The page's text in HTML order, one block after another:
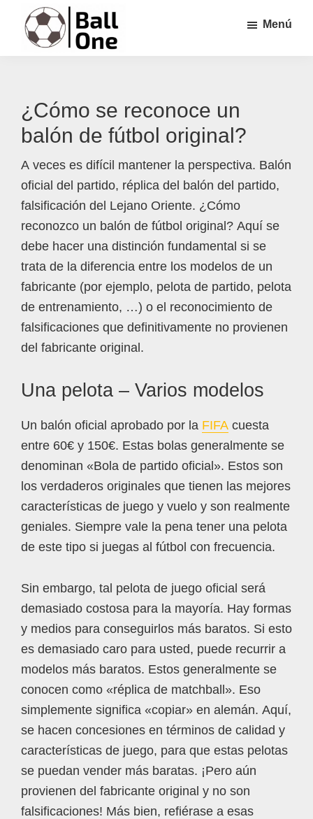
Saltar
contenido
Saltar
principal
Saltar
Menú
¿Cómo se reconoce un
balón de fútbol original?
A veces es difícil mantener la perspectiva. Balón
oficial del partido, réplica del balón del partido,
falsificación del Lejano Oriente. ¿Cómo
reconozco un balón de fútbol original? Aquí se
debe hacer una distinción fundamental si se
trata de la diferencia entre los modelos de un
fabricante (por ejemplo, pelota de partido, pelota
de entrenamiento, …) o el reconocimiento de
falsificaciones que definitivamente no provienen
del fabricante original.
Una pelota – Varios modelos
Un balón oficial aprobado por la FIFA cuesta
entre 60€ y 150€. Estas bolas generalmente se
denominan «Bola de partido oficial». Estos son
los verdaderos originales que tienen las mejores
características de juego y vuelo y son realmente
geniales. Siempre vale la pena tener una pelota
de este tipo si juegas al fútbol con frecuencia.
Sin embargo, tal pelota de juego oficial será
demasiado costosa para la mayoría. Hay formas
y medios para conseguirlos más baratos. Si esto
es demasiado caro para usted, puede recurrir a
modelos más baratos. Estos generalmente se
conocen como «réplica de matchball». Eso
simplemente significa «copiar» en alemán. Aquí,
se hacen concesiones en términos de calidad y
características de juego, para que estas pelotas
se puedan vender más baratas. ¡Pero aún
provienen del fabricante original y no son
falsificaciones! Más bien, refiérase a esas